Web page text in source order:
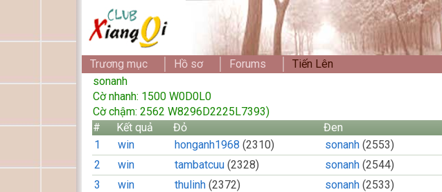
Trương mục Hồ sơ Forums
Tiến Lên
sonanh
Cờ nhanh: 1500 W0D0L0
Cờ chậm: 2562 W8296D2225L7393)
#
Kết quả Đỏ Đen
1
win honganh1968 (2310) sonanh (2553)
2
win tambatcuu (2328) sonanh (2544)
3
win thulinh (2372) sonanh (2533)